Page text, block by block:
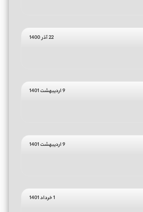
22 آذر 1400
9 اردیبهشت 1401
9 اردیبهشت 1401
1 خرداد 1401